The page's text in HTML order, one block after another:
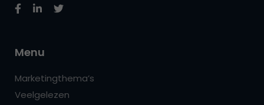
Menu
Marketingthema’s
Veelgelezen